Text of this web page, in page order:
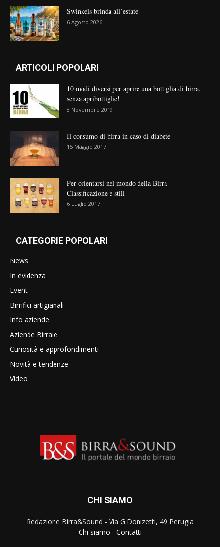
Swinkels brinda all’estate
6 Agosto 2026
ARTICOLI POPOLARI
10 modi diversi per aprire una bottiglia di birra,
senza apribottiglie!
8 Novembre 2019
Il consumo di birra in caso di diabete
15 Maggio 2017
Per orientarsi nel mondo della Birra –
Classificazione e stili
6 Luglio 2017
CATEGORIE POPOLARI
News
In evidenza
Eventi
Birrifici artigianali
Info aziende
Aziende Birraie
Curiosità e approfondimenti
Novità e tendenze
Video
CHI SIAMO
Redazione Birra&Sound - Via G.Donizetti, 49 Perugia
Chi siamo - Contatti